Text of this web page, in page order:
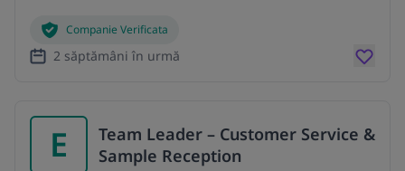
Companie Verificata
2 săptămâni în urmă
E
Team Leader – Customer Service &
Sample Reception